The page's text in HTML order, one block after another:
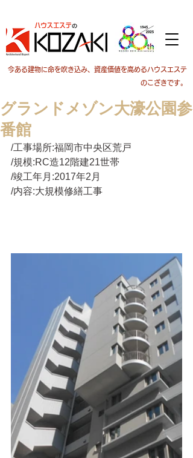
今ある建物に命を吹き込み、資産価値を高めるハウスエステ
のこざきです。
グランドメゾン大濠公園参
番館
/工事場所:福岡市中央区荒戸
/規模:RC造12階建21世帯
/竣工年月:2017年2月
/内容:大規模修繕工事